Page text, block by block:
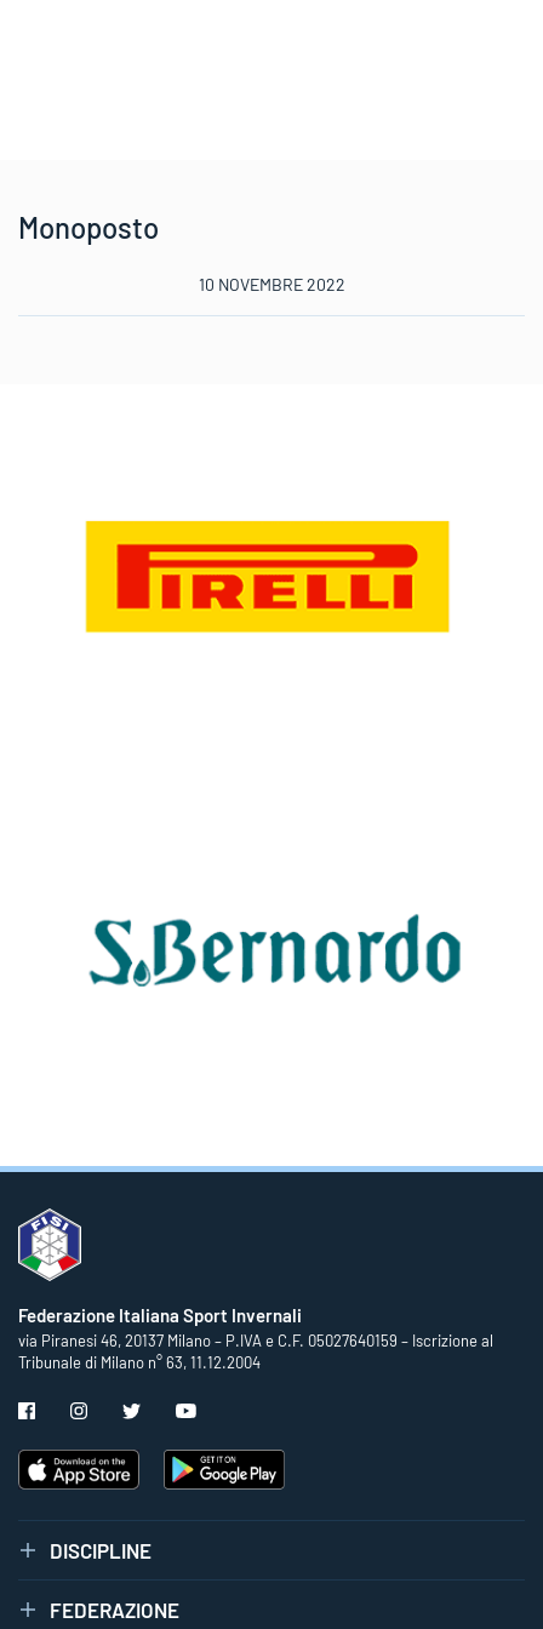
Monoposto
10 NOVEMBRE 2022
Federazione Italiana Sport Invernali
via Piranesi 46, 20137 Milano – P.IVA e C.F. 05027640159 – Iscrizione al
Tribunale di Milano n° 63, 11.12.2004
DISCIPLINE
FEDERAZIONE